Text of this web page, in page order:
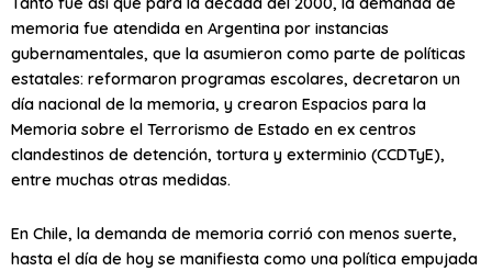
memoria fue atendida en Argentina por instancias
gubernamentales, que la asumieron como parte de políticas
estatales: reformaron programas escolares, decretaron un
día nacional de la memoria, y crearon Espacios para la
Memoria sobre el Terrorismo de Estado en ex centros
clandestinos de detención, tortura y exterminio (CCDTyE),
entre muchas otras medidas.
En Chile, la demanda de memoria corrió con menos suerte,
hasta el día de hoy se manifiesta como una política empujada